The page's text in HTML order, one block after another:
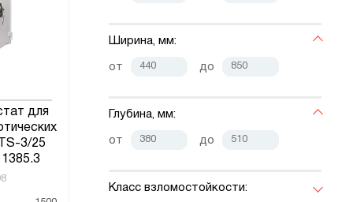
для
3/25
Ширина, мм:
от до
Глубина, мм:
от до
Класс взломостойкости: